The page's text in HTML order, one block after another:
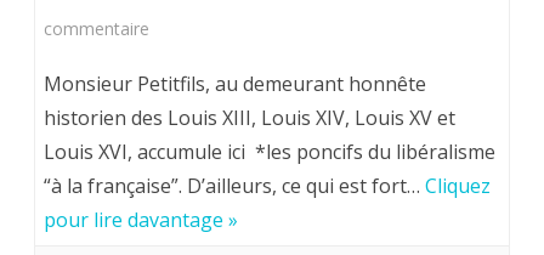
commentaire
Capréolus.
Lorsque
M.
Petitfils
Monsieur Petitfils, au demeurant honnête
historien des Louis XIII, Louis XIV, Louis XV et
Louis XVI, accumule ici *les poncifs du libéralisme
“à la française”. D’ailleurs, ce qui est fort… Cliquez
pour lire davantage »